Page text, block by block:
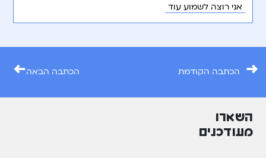
אני רוצה לשמוע עוד
→ הכתבה הקודמת הכתבה הבאה←
השארו
מעודכנים